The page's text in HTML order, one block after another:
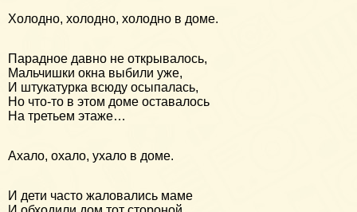
Холодно, холодно, холодно в доме.
Парадное давно не открывалось,
Мальчишки окна выбили уже,
И штукатурка всюду осыпалась,
Но что-то в этом доме оставалось
На третьем этаже…
Ахало, охало, ухало в доме.
И дети часто жаловались маме